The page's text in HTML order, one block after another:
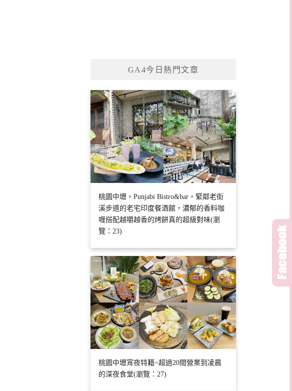
GA4今日熱門文章
桃園中壢。Punjabi Bistro&bar，緊鄰老街
溪步道的老宅印度餐酒館，濃郁的香料咖
喱搭配越嚼越香的烤餅真的超級對味(瀏
覽：23)
桃園中壢宵夜特籍~超過20間營業到凌晨
的深夜食堂(瀏覽：27)